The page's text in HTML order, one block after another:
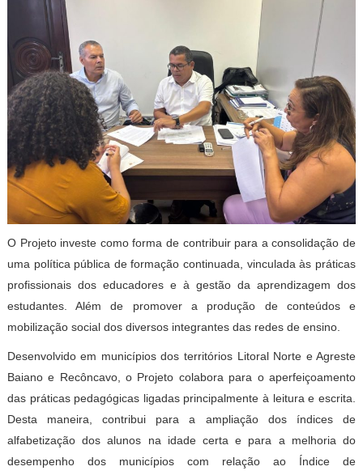
O Projeto investe como forma de contribuir para a consolidação de
uma política pública de formação continuada, vinculada às práticas
profissionais dos educadores e à gestão da aprendizagem dos
estudantes. Além de promover a produção de conteúdos e
mobilização social dos diversos integrantes das redes de ensino.
Desenvolvido em municípios dos territórios Litoral Norte e Agreste
Baiano e Recôncavo, o Projeto colabora para o aperfeiçoamento
das práticas pedagógicas ligadas principalmente à leitura e escrita.
Desta maneira, contribui para a ampliação dos índices de
alfabetização dos alunos na idade certa e para a melhoria do
desempenho dos municípios com relação ao Índice de